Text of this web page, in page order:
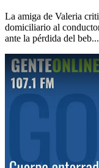
La amiga de Valeria
domiciliario al
ante la pérdida del beb...